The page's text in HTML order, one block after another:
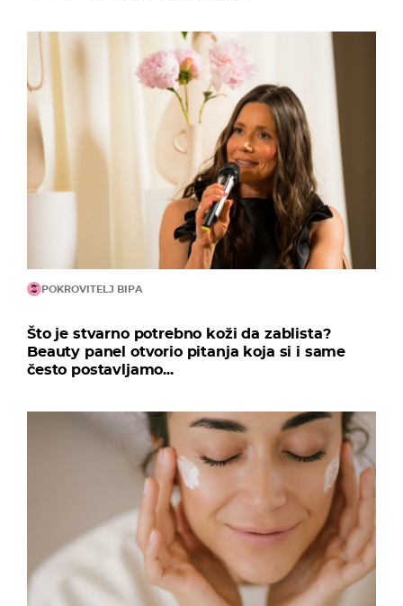
POKROVITELJ BIPA
Što je stvarno potrebno koži da zablista?
Beauty panel otvorio pitanja koja si i same
često postavljamo...